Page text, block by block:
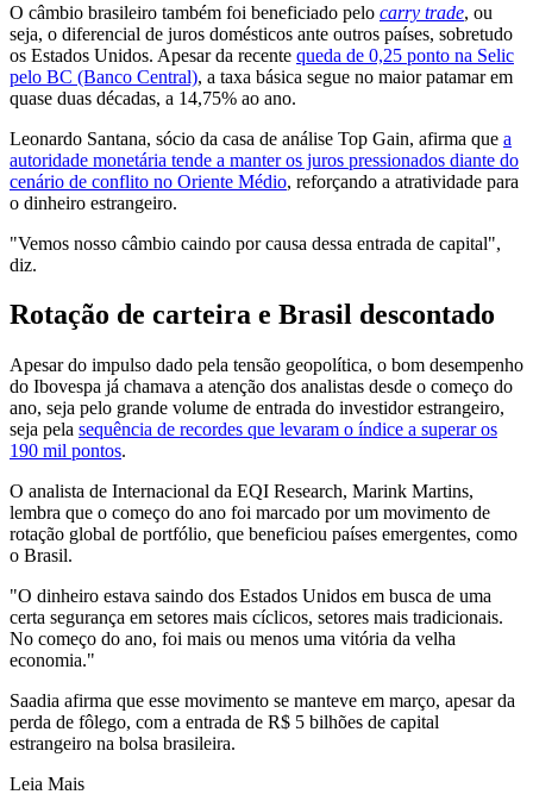
O câmbio brasileiro também foi beneficiado pelo carry trade, ou
seja, o diferencial de juros domésticos ante outros países, sobretudo
os Estados Unidos. Apesar da recente queda de 0,25 ponto na Selic
pelo BC (Banco Central), a taxa básica segue no maior patamar em
quase duas décadas, a 14,75% ao ano.
Leonardo Santana, sócio da casa de análise Top Gain, afirma que a
autoridade monetária tende a manter os juros pressionados diante do
cenário de conflito no Oriente Médio, reforçando a atratividade para
o dinheiro estrangeiro.
"Vemos nosso câmbio caindo por causa dessa entrada de capital",
diz.
Rotação de carteira e Brasil descontado
Apesar do impulso dado pela tensão geopolítica, o bom desempenho
do Ibovespa já chamava a atenção dos analistas desde o começo do
ano, seja pelo grande volume de entrada do investidor estrangeiro,
seja pela sequência de recordes que levaram o índice a superar os
190 mil pontos.
O analista de Internacional da EQI Research, Marink Martins,
lembra que o começo do ano foi marcado por um movimento de
rotação global de portfólio, que beneficiou países emergentes, como
o Brasil.
"O dinheiro estava saindo dos Estados Unidos em busca de uma
certa segurança em setores mais cíclicos, setores mais tradicionais.
No começo do ano, foi mais ou menos uma vitória da velha
economia."
Saadia afirma que esse movimento se manteve em março, apesar da
perda de fôlego, com a entrada de R$ 5 bilhões de capital
estrangeiro na bolsa brasileira.
Leia Mais